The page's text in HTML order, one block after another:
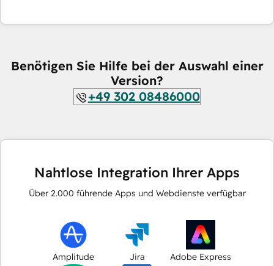
Benötigen Sie Hilfe bei der Auswahl einer
Version?
+49 302 08486000
Nahtlose Integration Ihrer Apps
Über 2.000 führende Apps und Webdienste verfügbar
Amplitude Jira Adobe Express